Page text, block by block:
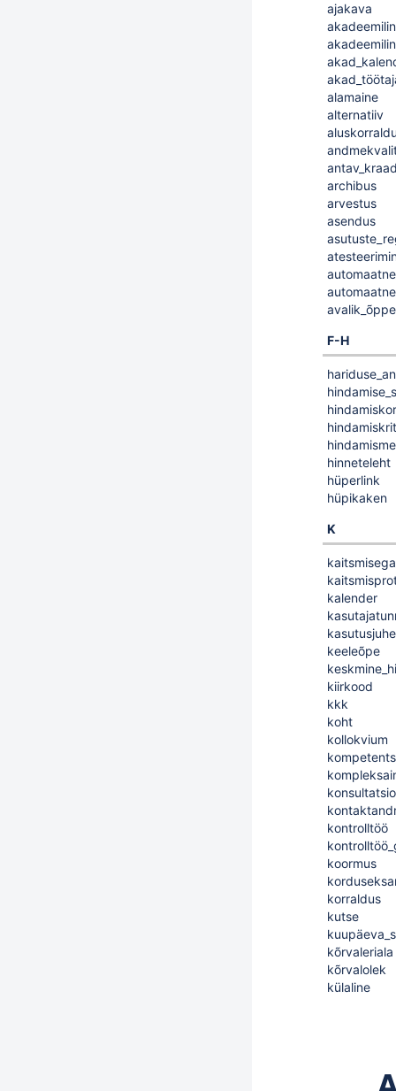
ajakava
alamaine
alternatiiv
archibus
arvestus
asendus
F-H
hinneteleht
hüperlink
hüpikaken
K
kalender
keeleõpe
kiirkood
kkk
koht
kollokvium
kompetents
kontrolltöö
koormus
korraldus
kutse
kõrvaleriala
kõrvalolek
külaline